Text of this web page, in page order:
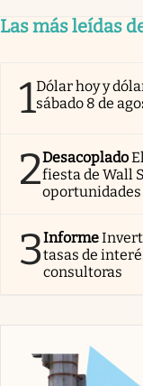
Las más leídas
1Dólar hoy y
sábado 8 de
2Desacoplado
fiesta de Wall
oportunidades
3Informe
tasas de
consultoras